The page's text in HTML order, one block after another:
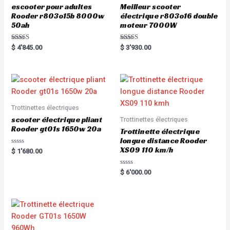
escooter pour adultes
Rooder r803o15b 8000w
50ah
Rated
5.00
$ 4'845.00
Meilleur scooter
électrique r803o16 double
moteur 7000W
Rated
5.00
$ 3'930.00
Trottinettes électriques
scooter électrique pliant
Rooder gt01s 1650w 20a
R
a
t
o
f
5
$ 1'680.00
Trottinettes électriques
Trottinette électrique
longue distance Rooder
XS09 110 km/h
R
a
$ 6'000.00